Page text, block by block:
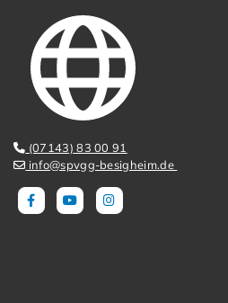
(07143) 83 00 91
info@spvgg-besigheim.de